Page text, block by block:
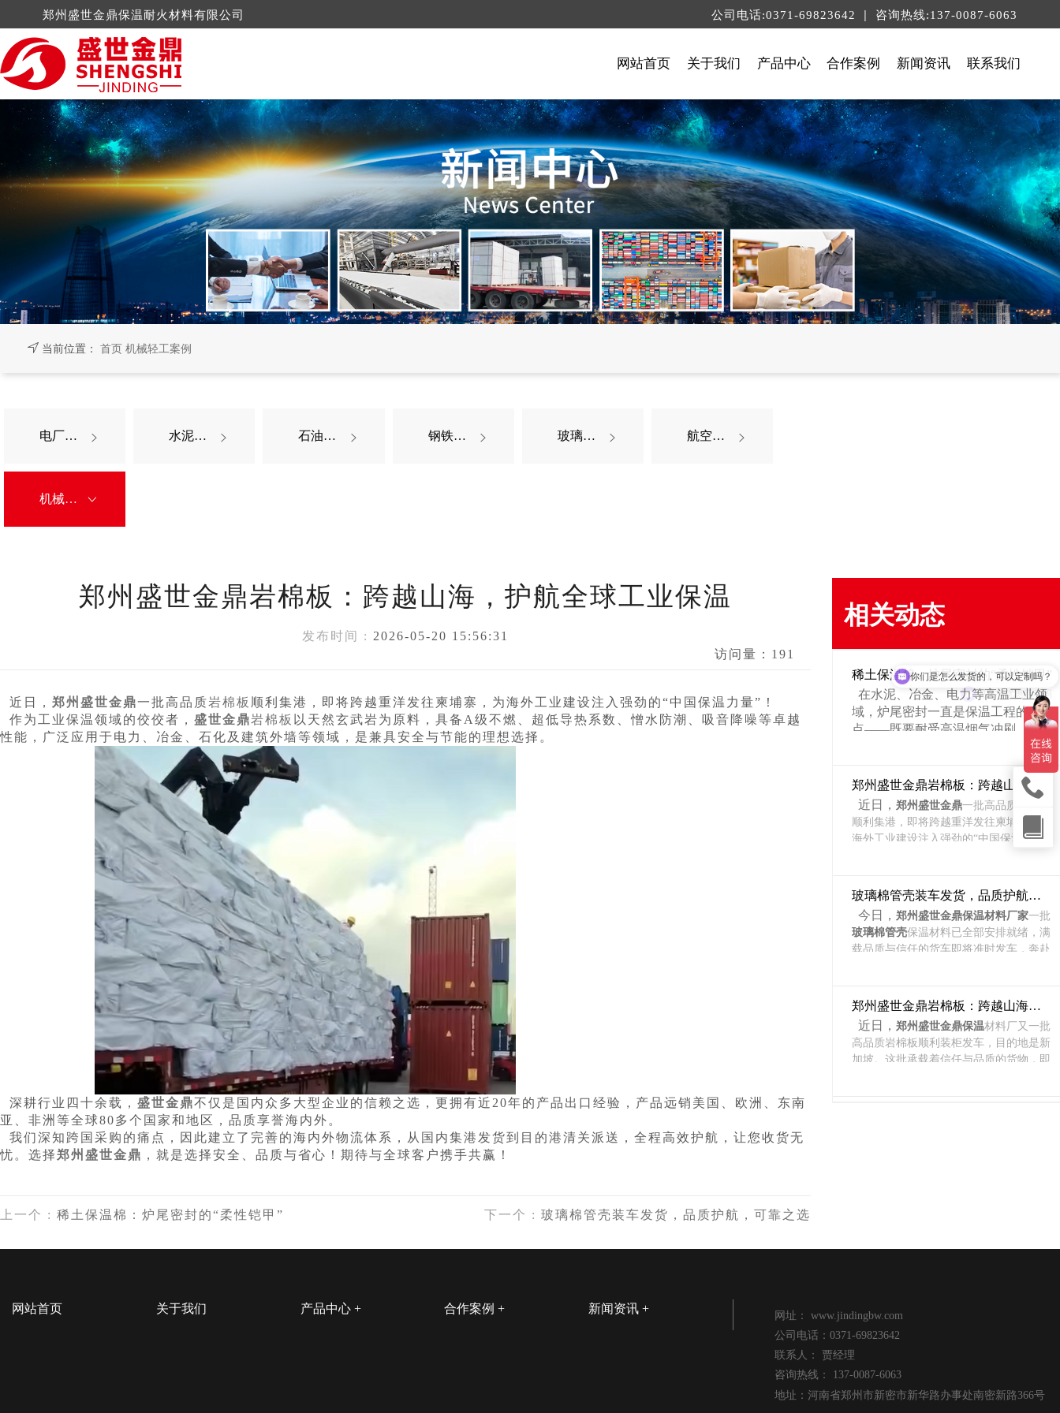
郑州盛世金鼎保温耐火材料有限公司 公司电话:0371-69823642 | 咨询热线:137-0087-6063
网站首页 关于我们 产品中心
硅酸钙制品 陶瓷纤维制品 硅酸铝制品
岩棉制品 纳米技术制品 复合硅酸盐毡保温板
石棉制品 多晶莫来石纤维
玻璃棉制品 水镁石
合作案例
电厂案例 水泥厂案例 石油化工案例
钢铁案例 玻璃陶瓷 航空航天
机械轻工案例
新闻资讯
公司新闻 行业新闻 常见问题
联系我们
当前位置： 首页 机械轻工案例
电厂案例  水泥厂案例  石油化工案例  钢铁案例  玻璃陶瓷  航空航天 
机械轻工案例 
郑州盛世金鼎岩棉板：跨越山海，护航全球工业保温
发布时间 : 2026-05-20 15:56:31
访问量： 191
近日， 郑州盛世金鼎一批高品质岩棉板 顺利集港，即将跨越重洋发往柬埔寨，为海外工业建设注入强劲的“中国保温力量”！
作为工业保温领域的佼佼者， 盛世金鼎岩棉板 以天然玄武岩为原料，具备A级不燃、超低导热系数、憎水防潮、吸音降噪等卓越
性能，广泛应用于电力、冶金、石化及建筑外墙等领域，是兼具安全与节能的理想选择。
深耕行业四十余载， 盛世金鼎不仅是国内众多大型企业的信赖之选，更拥有近20年的产品出口经验，产品远销美国、欧洲、东南
亚、非洲等全球80多个国家和地区，品质享誉海内外。
我们深知跨国采购的痛点，因此建立了完善的海内外物流体系，从国内集港发货到目的港清关派送，全程高效护航，让您收货无
忧。选择郑州盛世金鼎 ，就是选择安全、品质与省心！期待与全球客户携手共赢！
上一个 : 稀土保温棉：炉尾密封的“柔性铠甲” 下一个 : 玻璃棉管壳装车发货，品质护航，可靠之选
相关动态
稀土保温棉：炉尾密封的“柔性铠甲”
在水泥、冶金、电力等高温工业领
域，炉尾密封一直是保温工程的难
点——既要耐受高温烟气冲刷，又
郑州盛世
稀土保温棉，正是为解决这一难题而
生的柔性保温材料。
郑州盛世金鼎岩棉板：跨越山海，护航全球工业保温
近日，郑州盛世金鼎一批高品质岩棉板
顺利集港，即将跨越重洋发往柬埔寨，为
海外工业建设注入强劲的“中国保温力
岩棉板以天然玄武岩为原料，具备A级不
燃、超低导热系数、憎水防潮、吸音降噪
等卓越性能，广泛应用于电力、冶金、石
化及建筑外墙等领域，是兼具安全与节能
的理想选择。
深耕行业四十余载，
内众多大型企业的信赖之选，更拥有近20
年的产品出口经验，产品远销美国、欧
区，品质享誉海内外。
玻璃棉管壳装车发货，品质护航，可靠之选
今日，郑州盛世金鼎保温材料厂家一批
玻璃棉管壳保温材料已全部安排就绪，满
载品质与信任的货车即将准时发车，奔赴
导热系数低至 0.032W/(m・K)，高效锁住
管道温度，节能率超 20%。A 级不燃材
质，防火安全有保障；高憎水结构，防潮
抗腐，不易结露霉变。质地柔软轻便，易
切割安装，适配各类管道，同时兼具吸音
作为中原地区资深保温材料厂家，盛世
郑州盛世金鼎岩棉板：跨越山海，为工业保温赋能
近日，郑州盛世金鼎保温材料厂又一批
高品质岩棉板顺利装柜发车，目的地是新
加坡。这批承载着信任与品质的货物，即
岩棉板作为工业保温的“得力干将”，优
网站首页 关于我们 产品中心 合作案例 新闻资讯
网址：www.jindingbw.com
公司电话：0371-69823642
联系人：
贾经理
咨询热线：
137-0087-6063
地址：河南省郑州市新密市新华路办事处南密新路366号
你们是怎么发货的，可以定制吗？
现在有优惠活动吗